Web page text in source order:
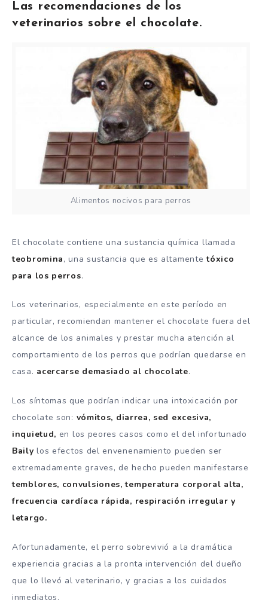
Las recomendaciones de los
veterinarios sobre el chocolate.
Alimentos nocivos para perros
El chocolate contiene una sustancia química llamada
teobromina, una sustancia que es altamentetóxico
para los perros.
Los veterinarios, especialmente en este período en
particular, recomiendan mantener el chocolate fuera del
alcance de los animales y prestar mucha atención al
comportamiento de los perros que podrían quedarse en
casa. acercarse demasiado al chocolate.
Los síntomas que podrían indicar una intoxicación por
chocolate son: vómitos, diarrea, sed excesiva,
inquietud, en los peores casos como el del infortunado
Baily los efectos del envenenamiento pueden ser
extremadamente graves, de hecho pueden manifestarse
temblores, convulsiones, temperatura corporal alta,
frecuencia cardíaca rápida, respiración irregular y
letargo.
Afortunadamente, el perro sobrevivió a la dramática
experiencia gracias a la pronta intervención del dueño
que lo llevó al veterinario, y gracias a los cuidados
inmediatos.